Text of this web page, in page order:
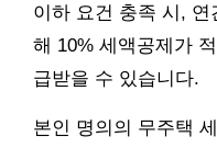
이하 요건 충족 시, 연
해 10% 세액공제가
급받을 수 있습니다.
본인 명의의 무주택